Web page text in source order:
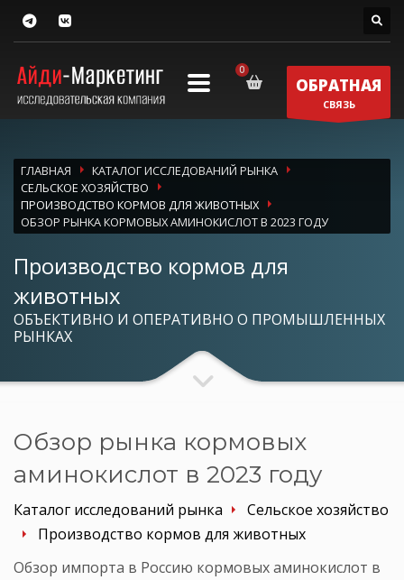
ОБРАТНАЯ
СВЯЗЬ
ГЛАВНАЯ
КАТАЛОГ ИССЛЕДОВАНИЙ РЫНКА
СЕЛЬСКОЕ ХОЗЯЙСТВО
ПРОИЗВОДСТВО КОРМОВ ДЛЯ ЖИВОТНЫХ
ОБЗОР РЫНКА КОРМОВЫХ АМИНОКИСЛОТ В 2023 ГОДУ
Производство кормов для
животных
ОБЪЕКТИВНО И ОПЕРАТИВНО О ПРОМЫШЛЕННЫХ
РЫНКАХ
Обзор рынка кормовых
аминокислот в 2023 году
Каталог исследований рынка
Сельское хозяйство
Производство кормов для животных
Обзор импорта в Россию кормовых аминокислот в